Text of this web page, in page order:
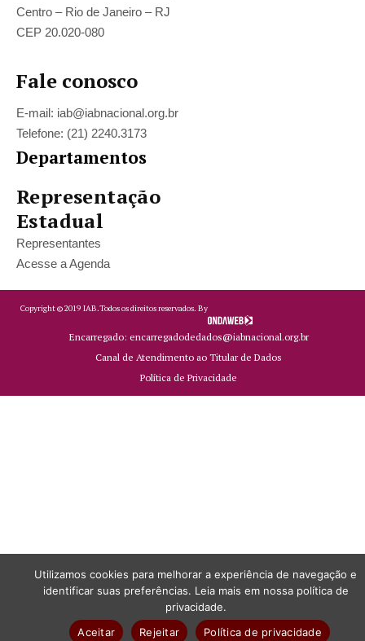
Centro – Rio de Janeiro – RJ
CEP 20.020-080
Fale conosco
E-mail: iab@iabnacional.org.br
Telefone: (21) 2240.3173
Departamentos
Representação
Estadual
Representantes
Acesse a Agenda
Copyright ©2019 IAB.Todos os direitos reservados. By
Encarregado: encarregadodedados@iabnacional.org.br
Canal de Atendimento ao Titular de Dados
Política de Privacidade
Utilizamos cookies para melhorar a experiência de navegação e
identificar suas preferências. Leia mais em nossa política de
privacidade.
Aceitar
Rejeitar Política de privacidade